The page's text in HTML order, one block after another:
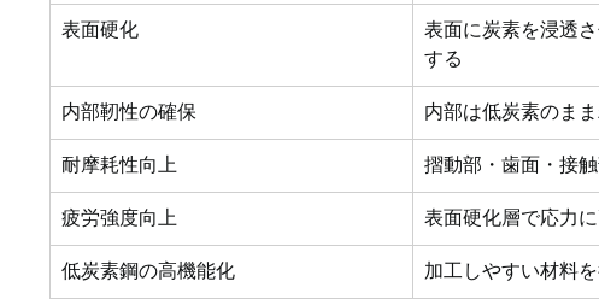
表面硬化
表面に炭素を浸透
する
内部靭性の確保 内部は低炭素のま
耐摩耗性向上 摺動部・歯面・接
疲労強度向上 表面硬化層で応力
低炭素鋼の高機能化 加工しやすい材料